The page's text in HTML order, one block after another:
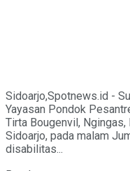
Sidoarjo,Spotnews.id -
Yayasan Pondok
Tirta Bougenvil, Ngingas,
Sidoarjo, pada malam
disabilitas...